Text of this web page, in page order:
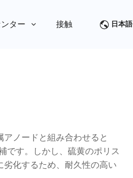
ター 接触 日本語
ノードと組み合わせると
です。しかし、硫黄のポリス
化するため、耐久性の高い